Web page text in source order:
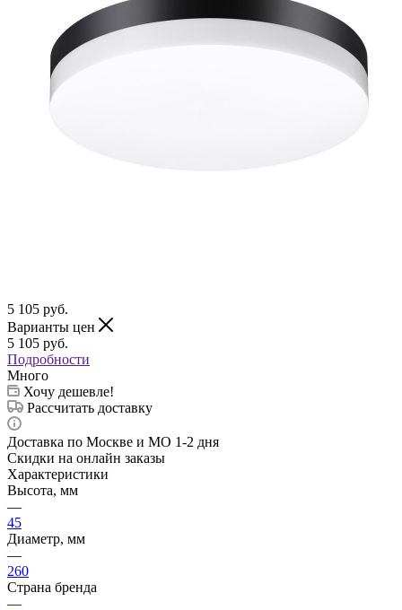
5 105 руб.
Варианты цен
5 105 руб.
Подробности
Много
Хочу дешевле!
Рассчитать доставку
Доставка по Москве и МО 1-2 дня
Скидки на онлайн заказы
Характеристики
Высота, мм
—
45
Диаметр, мм
—
260
Страна бренда
—